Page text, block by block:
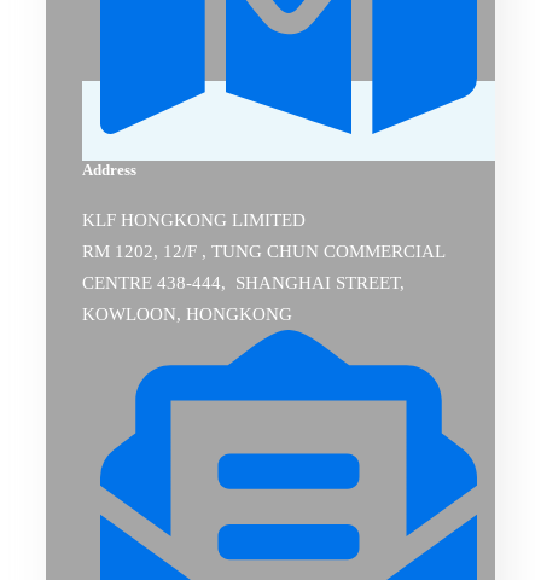
Address
KLF HONGKONG LIMITED
RM 1202, 12/F , TUNG CHUN COMMERCIAL
CENTRE 438-444, SHANGHAI STREET,
KOWLOON, HONGKONG